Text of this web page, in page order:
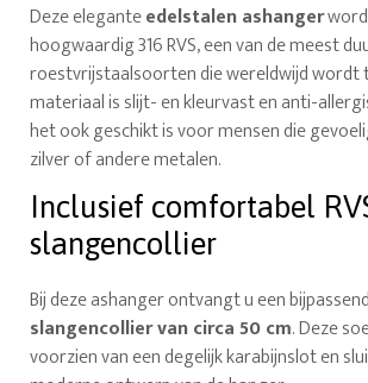
Deze eleganteedelstalen ashanger
hoogwaardig 316 RVS, een van de meest
roestvrijstaalsoorten die wereldwijd wordt
materiaal is slijt- en kleurvast en anti-
het ook geschikt is voor mensen die
zilver of andere metalen.
Inclusief comfortabel
slangencollier
Bij deze ashanger ontvangt u een bijpassend
slangencollier van circa 50 cm. Deze
voorzien van een degelijk karabijnslot en